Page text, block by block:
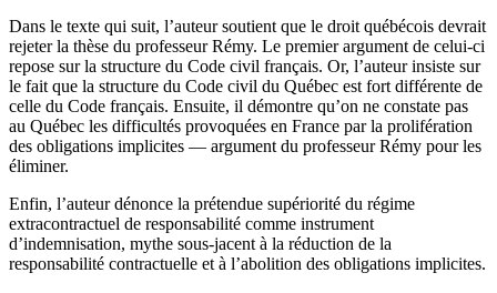
Dans le texte qui suit, l’auteur soutient que le droit québécois devrait
rejeter la thèse du professeur Rémy. Le premier argument de celui-ci
repose sur la structure du Code civil français. Or, l’auteur insiste sur
le fait que la structure du Code civil du Québec est fort différente de
celle du Code français. Ensuite, il démontre qu’on ne constate pas
au Québec les difficultés provoquées en France par la prolifération
des obligations implicites — argument du professeur Rémy pour les
éliminer.
Enfin, l’auteur dénonce la prétendue supériorité du régime
extracontractuel de responsabilité comme instrument
d’indemnisation, mythe sous-jacent à la réduction de la
responsabilité contractuelle et à l’abolition des obligations implicites.